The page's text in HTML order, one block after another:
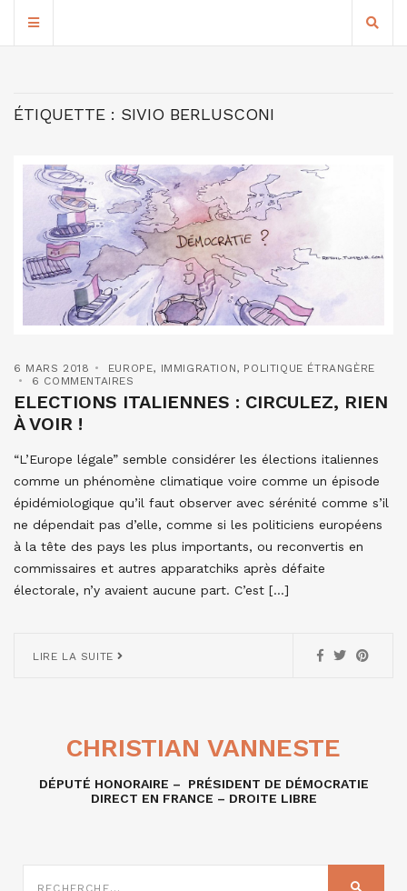
ÉTIQUETTE : SIVIO BERLUSCONI
6 MARS 2018 EUROPE, IMMIGRATION, POLITIQUE ÉTRANGÈRE
6 COMMENTAIRES
ELECTIONS ITALIENNES : CIRCULEZ, RIEN
À VOIR !
“L’Europe légale” semble considérer les élections italiennes
comme un phénomène climatique voire comme un épisode
épidémiologique qu’il faut observer avec sérénité comme s’il
ne dépendait pas d’elle, comme si les politiciens européens
à la tête des pays les plus importants, ou reconvertis en
commissaires et autres apparatchiks après défaite
électorale, n’y avaient aucune part. C’est […]
LIRE LA SUITE
CHRISTIAN VANNESTE
DÉPUTÉ HONORAIRE – PRÉSIDENT DE DÉMOCRATIE
DIRECT EN FRANCE – DROITE LIBRE
SUR